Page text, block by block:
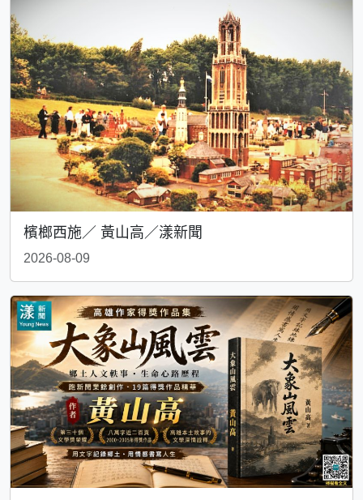
檳榔西施／ 黃山高／漾新聞
2026-08-09